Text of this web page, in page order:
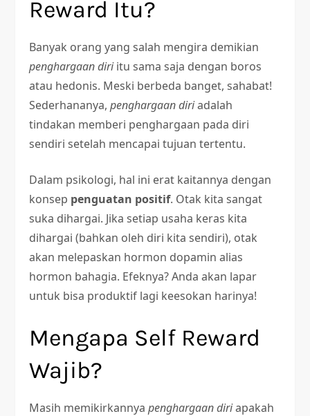
Reward Itu?
Banyak orang yang salah mengira demikian
penghargaan diriitu sama saja dengan boros
atau hedonis. Meski berbeda banget, sahabat!
Sederhananya,penghargaan diriadalah
tindakan memberi penghargaan pada diri
sendiri setelah mencapai tujuan tertentu.
Dalam psikologi, hal ini erat kaitannya dengan
konsep penguatan positif. Otak kita sangat
suka dihargai. Jika setiap usaha keras kita
dihargai (bahkan oleh diri kita sendiri), otak
akan melepaskan hormon dopamin alias
hormon bahagia. Efeknya? Anda akan lapar
untuk bisa produktif lagi keesokan harinya!
Mengapa Self Reward
Wajib?
Masih memikirkannyapenghargaan diriapakah